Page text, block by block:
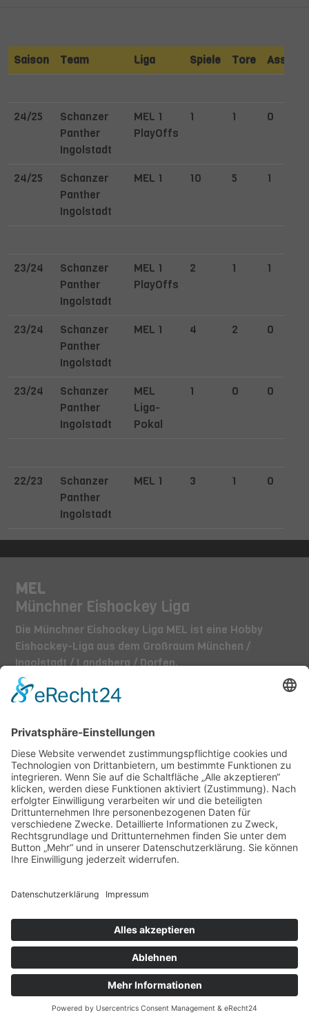
Saison Team Liga Spiele Tore Assists
24/25
Schanzer
Panther
Ingolstadt
MEL 1
PlayOffs
1 1 0
24/25
Schanzer
Panther
Ingolstadt
MEL 1 10 5 1
23/24
Schanzer
Panther
Ingolstadt
MEL 1
PlayOffs
2 1 1
23/24
Schanzer
Panther
Ingolstadt
MEL 1 4 2 0
23/24
Schanzer
Panther
Ingolstadt
MEL
Liga-
Pokal
1 0 0
22/23
Schanzer
Panther
Ingolstadt
MEL 1 3 1 0
MEL
Münchner Eishockey Liga
Die Münchner Eishockey Liga MEL ist eine Hobby
Eishockey-Liga aus dem Großraum München /
Ingolstadt / Landsberg / Dorfen.
TEAMS
|Downloads
2018 - 2026